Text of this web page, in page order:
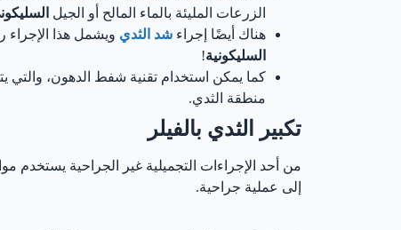
الزرعات المليئة بالماء المالح أو الجيل
هناك أيضًا إجراء شد الثدي ويشمل هذا
السليكونية!
كما يمكن استخدام تقنية شفط الدهون،
منطقة الثدي.
تكبير الثدي بالفيلر
من أحد الإجراءات التجميلية غير الجراحية يستخدم
إلى عملية جراحية.